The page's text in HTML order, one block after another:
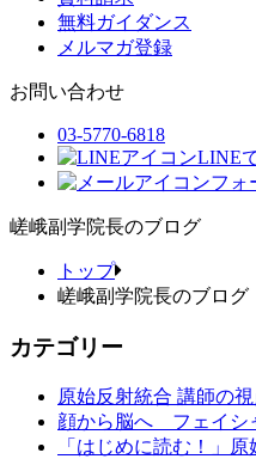
無料ガイダンス
メルマガ登録
お問い合わせ
03-5770-6818
LINE
フォ
嵯峨副学院長のブログ
トップ
嵯峨副学院長のブログ
カテゴリー
原始反射統合 講師の視
顔から脳へ フェイシ
「はじめに読む！」